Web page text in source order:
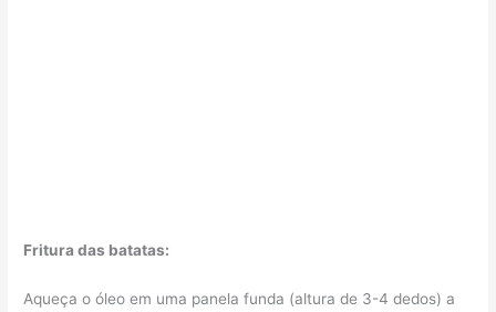
Fritura das batatas:
Aqueça o óleo em uma panela funda (altura de 3-4 dedos) a